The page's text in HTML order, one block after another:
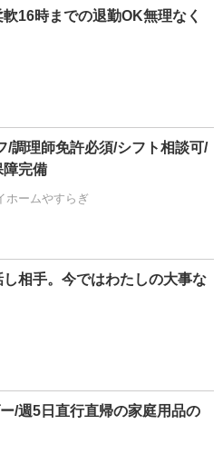
16時までの退勤OK無理なく
/調理師免許必須/シフト相談可/
障完備
ホームやすらぎ
相手。今ではわたしの大事な
/週5日直行直帰の家庭用品の